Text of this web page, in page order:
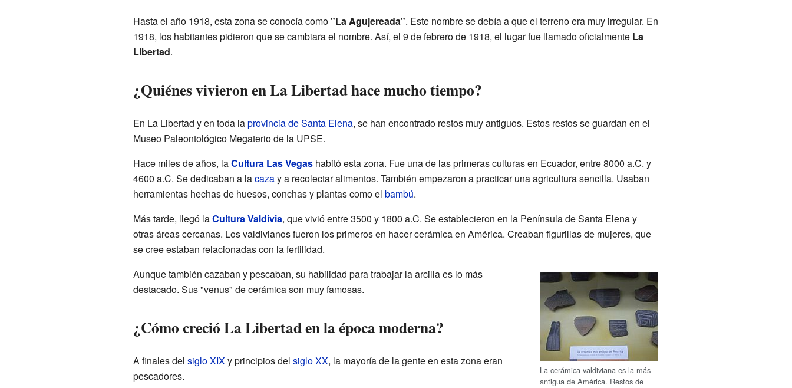
Hasta el año 1918, esta zona se conocía como"La Agujereada". Este nombre se debía a que el terreno era muy irregular. En
1918, los habitantes pidieron que se cambiara el nombre. Así, el 9 de febrero de 1918, el lugar fue llamado oficialmente La
Libertad.
¿Quiénes vivieron en La Libertad hace mucho tiempo?
En La Libertad y en toda laprovincia de Santa Elena, se han encontrado restos muy antiguos. Estos restos se guardan en el
Museo Paleontológico Megaterio de la UPSE.
Hace miles de años, laCultura Las Vegashabitó esta zona. Fue una de las primeras culturas en Ecuador, entre 8000 a.C. y
4600 a.C. Se dedicaban a lacazay a recolectar alimentos. También empezaron a practicar una agricultura sencilla. Usaban
herramientas hechas de huesos, conchas y plantas como el bambú.
Más tarde, llegó laCultura Valdivia, que vivió entre 3500 y 1800 a.C. Se establecieron en la Península de Santa Elena y
otras áreas cercanas. Los valdivianos fueron los primeros en hacer cerámica en América. Creaban figurillas de mujeres, que
se cree estaban relacionadas con la fertilidad.
La cerámica valdiviana es la más
antigua de América. Restos de
Aunque también cazaban y pescaban, su habilidad para trabajar la arcilla es lo más
destacado. Sus "venus" de cerámica son muy famosas.
¿Cómo creció La Libertad en la época moderna?
A finales del siglo XIXy principios del siglo XX, la mayoría de la gente en esta zona eran
pescadores.